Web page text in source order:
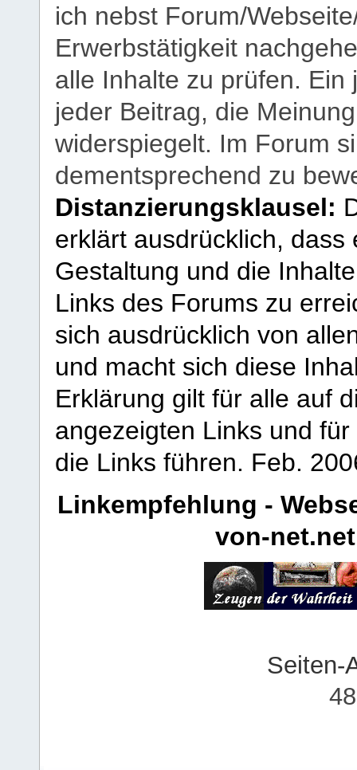
ich nebst Forum/
Erwerbstätigkeit
alle Inhalte zu prüfen.
jeder Beitrag, die
widerspiegelt. Im Forum
dementsprechend zu
Distanzierungsklausel:
erklärt ausdrücklich,
Gestaltung und die
Links des Forums zu
sich ausdrücklich von
und macht sich diese
Erklärung gilt für alle auf
angezeigten Links und
die Links führen. Feb.
Linkempfehlung -
von-net.net
Seiten-